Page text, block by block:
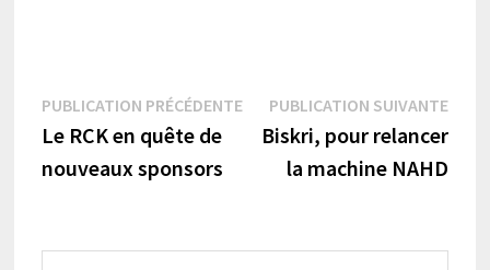
Navigation
de
PUBLICATION PRÉCÉDENTEPublication
précédente :
Le RCK en quête de
nouveaux sponsors
PUBLICATION SUIVANTE
Biskri, pour relancer
la machine NAHD